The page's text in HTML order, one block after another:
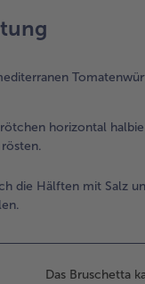
horizontal
die Hälften mit Salz
Das Bruschetta